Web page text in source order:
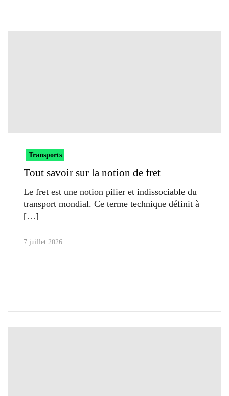
Transports
Tout savoir sur la notion de fret
Le fret est une notion pilier et indissociable du
transport mondial. Ce terme technique définit à
7 juillet 2026